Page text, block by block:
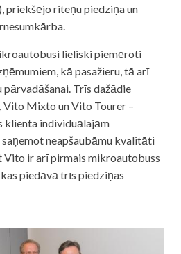
priekšējo riteņu piedziņa un
lieliski piemēroti
kā pasažieru, tā arī
Trīs dažādie
Vito Mixto un Vito Tourer –
klienta individuālajām
neapšaubāmu kvalitāti
Vito ir arī pirmais mikroautobuss
piedāvā trīs piedziņas